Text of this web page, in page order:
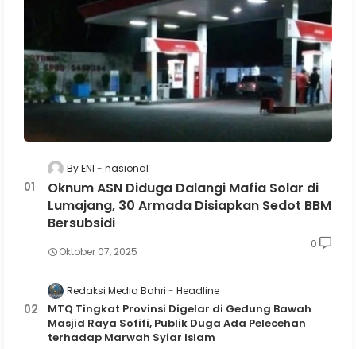
By ENI nasional
Oknum ASN Diduga Dalangi Mafia Solar di
Lumajang, 30 Armada Disiapkan Sedot BBM
Bersubsidi
Oktober 07, 2025
0
Redaksi Media Bahri Headline
MTQ Tingkat Provinsi Digelar di Gedung Bawah
Masjid Raya Sofifi, Publik Duga Ada Pelecehan
terhadap Marwah Syiar Islam